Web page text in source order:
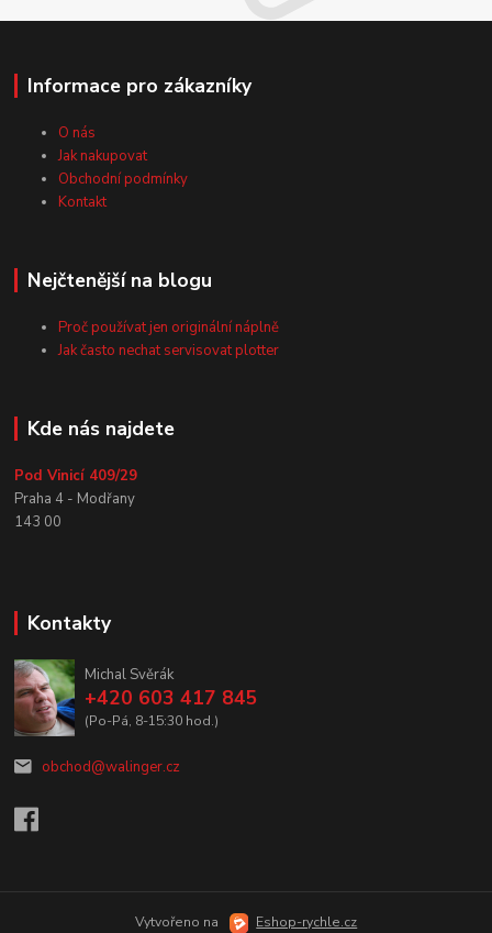
Informace pro zákazníky
O nás
Jak nakupovat
Obchodní podmínky
Kontakt
Nejčtenější na blogu
Proč používat jen originální náplně
Jak často nechat servisovat plotter
Kde nás najdete
Pod Vinicí 409/29
Praha 4 - Modřany
143 00
Kontakty
Michal Svěrák
+420 603 417 845
(Po-Pá, 8-15:30 hod.)
obchod@walinger.cz
Vytvořeno na Eshop-rychle.cz